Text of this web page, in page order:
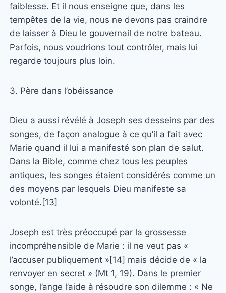
faiblesse. Et il nous enseigne que, dans les
tempêtes de la vie, nous ne devons pas craindre
de laisser à Dieu le gouvernail de notre bateau.
Parfois, nous voudrions tout contrôler, mais lui
regarde toujours plus loin.
3. Père dans l’obéissance
Dieu a aussi révélé à Joseph ses desseins par des
songes, de façon analogue à ce qu’il a fait avec
Marie quand il lui a manifesté son plan de salut.
Dans la Bible, comme chez tous les peuples
antiques, les songes étaient considérés comme un
des moyens par lesquels Dieu manifeste sa
volonté.[13]
Joseph est très préoccupé par la grossesse
incompréhensible de Marie : il ne veut pas «
l’accuser publiquement »[14] mais décide de « la
renvoyer en secret » (Mt 1, 19). Dans le premier
songe, l’ange l’aide à résoudre son dilemme : « Ne